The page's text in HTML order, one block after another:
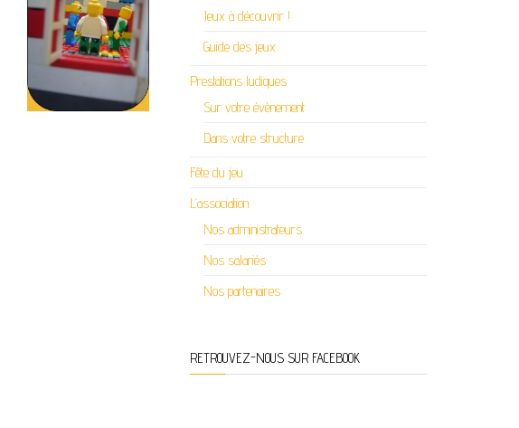
Jeux à découvrir !
Guide des jeux
Prestations ludiques
Sur votre évènement
Dans votre structure
Fête du jeu
L’association
Nos administrateurs
Nos salariés
Nos partenaires
RETROUVEZ-NOUS SUR FACEBOOK